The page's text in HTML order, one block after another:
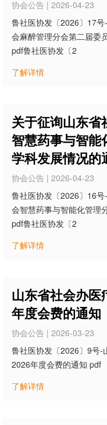
协会公告 | 2026-04-23
鲁社医协发〔2026〕17
会麻醉管理分会第二届委
pdf鲁社医协发〔2
了解详情
关于征询山东省
智慧药事与智能
学科发展情况的
协会公告 | 2026-04-23
鲁社医协发〔2026〕16
会智慧药事与智能化管理
pdf鲁社医协发〔2
了解详情
山东省社会办医
年度会费的通知
协会公告 | 2026-03-23
鲁社医协发〔2026〕9号-
2026年度会费的通知 pdf
了解详情